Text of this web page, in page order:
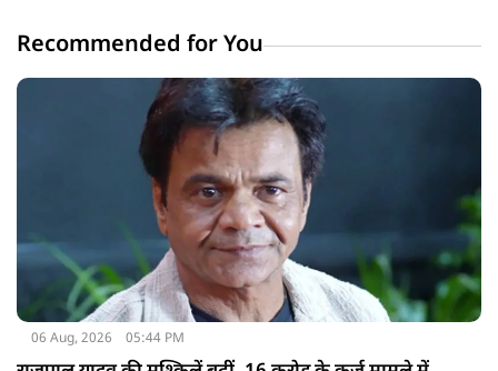
Recommended for You
06 Aug, 2026 05:44 PM